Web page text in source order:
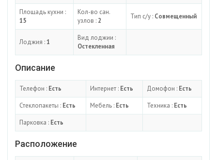
Площадь кухни :
15
Кол-во сан.
узлов : 2
Тип с/у : Совмещенный
Лоджия :1
Вид лоджии :
Остекленная
Описание
Телефон : Есть Интернет : Есть Домофон : Есть
Стеклопакеты : Есть Мебель : Есть Техника : Есть
Парковка : Есть
Расположение